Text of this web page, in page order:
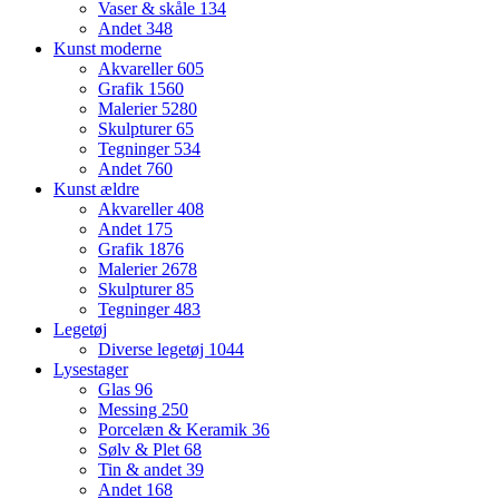
Vaser & skåle 134
Andet348
Kunst moderne
Akvareller605
Grafik 1560
Malerier 5280
Skulpturer65
Tegninger 534
Andet 760
Kunst ældre
Akvareller408
Andet 175
Grafik 1876
Malerier2678
Skulpturer85
Tegninger483
Legetøj
Diverse legetøj 1044
Lysestager
Glas 96
Messing 250
Porcelæn & Keramik 36
Sølv & Plet68
Tin & andet39
Andet 168